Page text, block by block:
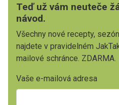
Teď už vám neuteče
návod.
Všechny nové recepty,
najdete v pravidelném
mailové schránce. ZDARMA.
Vaše e-mailová adresa